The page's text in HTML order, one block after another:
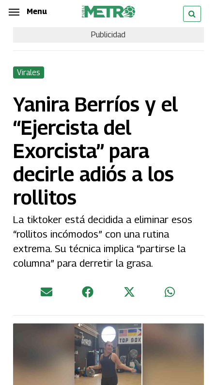
Skip
content
Menu
Publicidad
Virales
Yanira Berríos y el
“Ejercista del
Exorcista” para
decirle adiós a los
rollitos
La tiktoker está decidida a eliminar esos
“rollitos incómodos” con una rutina
extrema. Su técnica implica “partirse la
columna” para derretir la grasa.
Menu